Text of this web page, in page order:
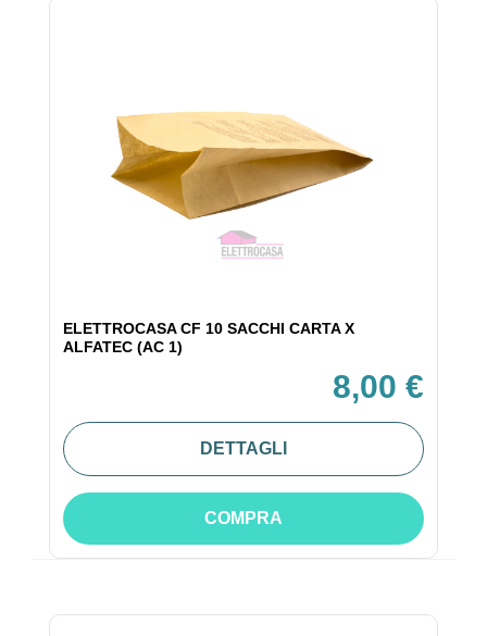
ELETTROCASA CF 10 SACCHI CARTA X
ALFATEC (AC 1)
8,00 €
DETTAGLI
COMPRA